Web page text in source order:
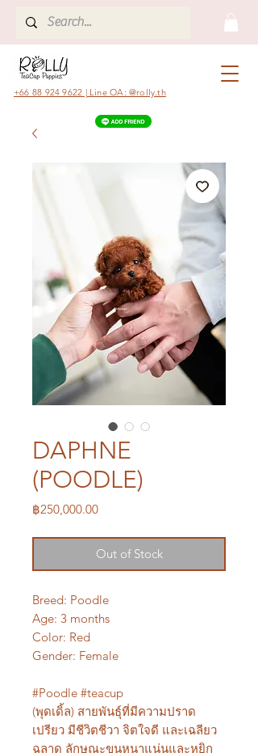
+66 88 924 9622 | Line OA: @rolly.th
DAPHNE
(POODLE)
฿250,000.00Price
Out of Stock
Breed: Poodle
Age: 3 months
Color: Red
Gender: Female
#Poodle #teacup
(พุดเดิ้ล) สายพันธุ์ที่มีความปราด
เปรียว มีชีวิตชีวา จิตใจดี และเฉลียว
ฉลาด ลักษณะขนหนาแน่นและหยิก